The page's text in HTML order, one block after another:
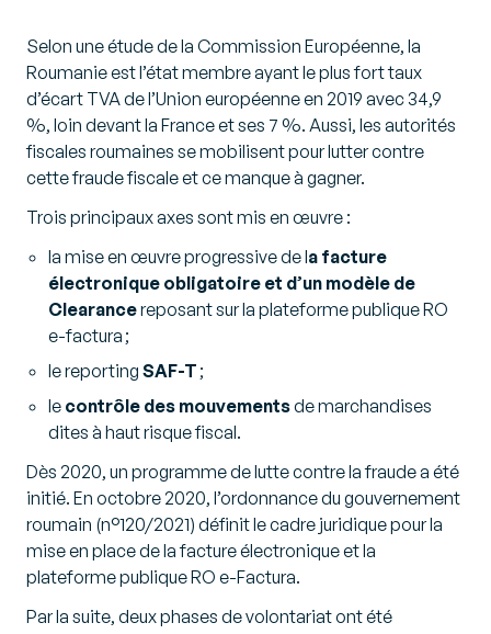
Selon une étude de la Commission Européenne, la
Roumanie est l’état membre ayant le plus fort taux
d’écart TVA de l’Union européenne en 2019 avec 34,9
%, loin devant la France et ses 7 %. Aussi, les autorités
fiscales roumaines se mobilisent pour lutter contre
cette fraude fiscale et ce manque à gagner.
Trois principaux axes sont mis en œuvre :
la mise en œuvre progressive de la facture
électronique obligatoire et d’un modèle de
Clearancereposant sur la plateforme publique RO
e-factura ;
le reporting SAF-T ;
le contrôle des mouvementsde marchandises
dites à haut risque fiscal.
Dès 2020, un programme de lutte contre la fraude a été
initié. En octobre 2020, l’ordonnance du gouvernement
roumain (n°120/2021) définit le cadre juridique pour la
mise en place de la facture électronique et la
plateforme publique RO e-Factura.
Par la suite, deux phases de volontariat ont été